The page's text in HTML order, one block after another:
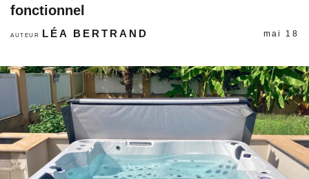
fonctionnel
AUTEUR LÉA BERTRAND mai 18